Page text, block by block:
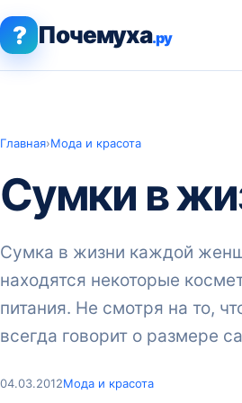
? Почемуха.ру
Главная›Мода и красота
Сумки в
Сумка в жизни каждой
находятся некоторые
питания. Не смотря на то,
всегда говорит о размере
04.03.2012Мода и красота